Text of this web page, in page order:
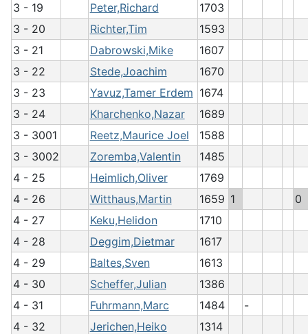
3 - 19
Peter,Richard
1703
3 - 20
Richter,Tim
1593
3 - 21
Dabrowski,Mike
1607
3 - 22
Stede,Joachim
1670
3 - 23
Yavuz,Tamer Erdem 1674
3 - 24
Kharchenko,Nazar
1689
3 - 3001
Reetz,Maurice Joel
1588
3 - 3002
Zoremba,Valentin
1485
4 - 25
Heimlich,Oliver
1769
4 - 26
Witthaus,Martin 1659 1
0
4 - 27
Keku,Helidon
1710
4 - 28
Deggim,Dietmar
1617
4 - 29
Baltes,Sven
1613
4 - 30
Scheffer,Julian
1386
4 - 31
Fuhrmann,Marc 1484
-
4 - 32
Jerichen,Heiko 1314